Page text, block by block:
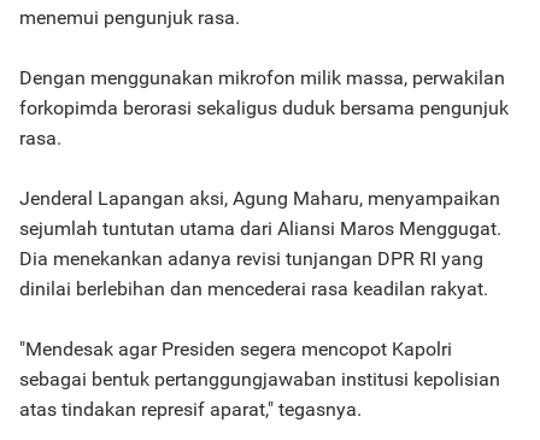
menemui pengunjuk rasa.
Dengan menggunakan mikrofon milik massa, perwakilan
forkopimda berorasi sekaligus duduk bersama pengunjuk
rasa.
Jenderal Lapangan aksi, Agung Maharu, menyampaikan
sejumlah tuntutan utama dari Aliansi Maros Menggugat.
Dia menekankan adanya revisi tunjangan DPR RI yang
dinilai berlebihan dan mencederai rasa keadilan rakyat.
"Mendesak agar Presiden segera mencopot Kapolri
sebagai bentuk pertanggungjawaban institusi kepolisian
atas tindakan represif aparat," tegasnya.